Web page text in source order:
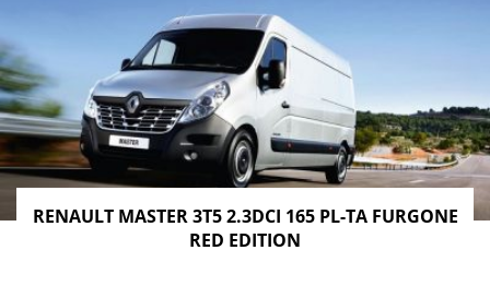
RENAULT MASTER 3T5 2.3DCI 165 PL-TA FURGONE
RED EDITION